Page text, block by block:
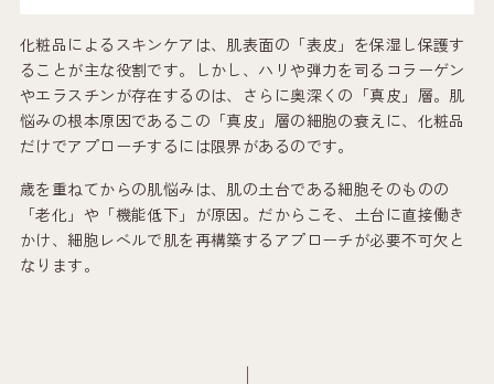
化粧品によるスキンケアは、肌表面の「表皮」を保湿し保護す
ることが主な役割です。しかし、ハリや弾力を司るコラーゲン
やエラスチンが存在するのは、さらに奥深くの「真皮」層。肌
悩みの根本原因であるこの「真皮」層の細胞の衰えに、化粧品
だけでアプローチするには限界があるのです。
歳を重ねてからの肌悩みは、肌の土台である細胞そのものの
「老化」や「機能低下」が原因。だからこそ、土台に直接働き
かけ、細胞レベルで肌を再構築するアプローチが必要不可欠と
なります。